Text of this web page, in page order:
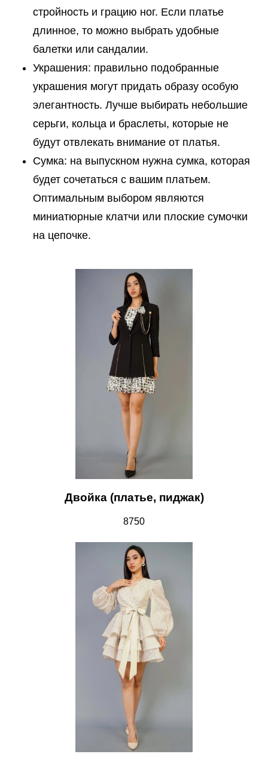
стройность и грацию ног. Если платье
длинное, то можно выбрать удобные
балетки или сандалии.
Украшения: правильно подобранные
украшения могут придать образу особую
элегантность. Лучше выбирать небольшие
серьги, кольца и браслеты, которые не
будут отвлекать внимание от платья.
Сумка: на выпускном нужна сумка, которая
будет сочетаться с вашим платьем.
Оптимальным выбором являются
миниатюрные клатчи или плоские сумочки
на цепочке.
Двойка (платье, пиджак)
8750